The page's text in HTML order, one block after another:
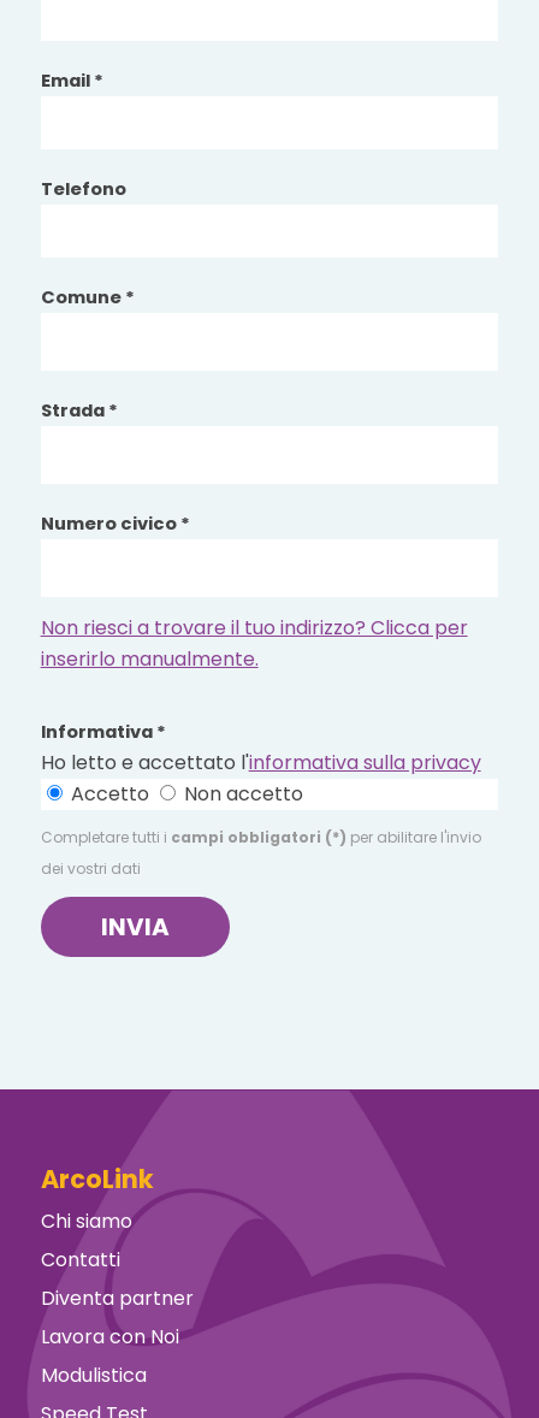
Email *
Telefono
Comune *
Strada *
Numero civico *
Non riesci a trovare il tuo indirizzo? Clicca per
inserirlo manualmente.
Informativa *
Ho letto e accettato l'informativa sulla privacy
Accetto
Non accetto
Completare tutti i campi obbligatori (*) per abilitare l'invio
dei vostri dati
INVIA
ArcoLink
Chi siamo
Contatti
Diventa partner
Lavora con Noi
Modulistica